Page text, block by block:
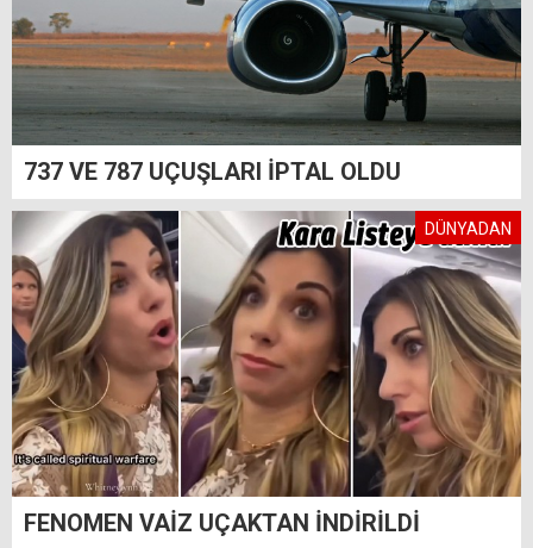
737 VE 787 UÇUŞLARI İPTAL OLDU
DÜNYADAN
FENOMEN VAİZ UÇAKTAN İNDİRİLDİ